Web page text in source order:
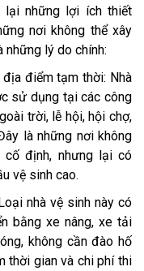
lại những lợi ích thiết
nơi không thể xây
những lý do chính:
điểm tạm thời: Nhà
sử dụng tại các công
trời, lễ hội, hội chợ,
là những nơi không
định, nhưng lại có
vệ sinh cao.
nhà vệ sinh này có
bằng xe nâng, xe tải
không cần đào hố
thời gian và chi phí thi